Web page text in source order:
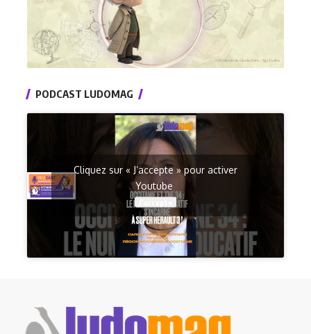
PODCAST LUDOMAG
Cliquez sur « J’accepte » pour activer
Youtube